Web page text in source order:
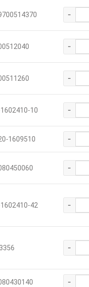
-
-
-
10 -
1609510 -
-
42 -
-
-